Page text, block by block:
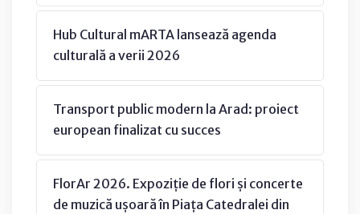
Hub Cultural mARTA lansează agenda
culturală a verii 2026
Transport public modern la Arad: proiect
european finalizat cu succes
FlorAr 2026. Expoziție de flori și concerte
de muzică ușoară în Piața Catedralei din